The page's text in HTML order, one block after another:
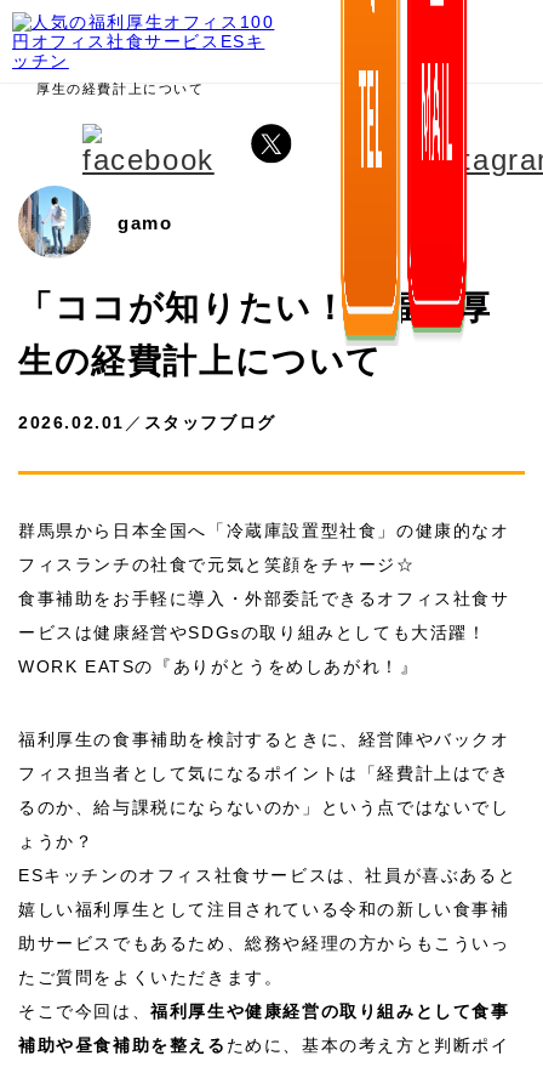
ホーム
「ココが知りたい！」福利
厚生の経費計上について
gamo
「ココが知りたい！」福利厚
生の経費計上について
2026.02.01 ／ スタッフブログ
群馬県から日本全国へ「冷蔵庫設置型社食」の健康的なオ
フィスランチの社食で元気と笑顔をチャージ☆
食事補助をお手軽に導入・外部委託できるオフィス社食サ
ービスは健康経営やSDGsの取り組みとしても大活躍！
WORK EATSの『ありがとうをめしあがれ！』
福利厚生の食事補助を検討するときに、経営陣やバックオ
フィス担当者として気になるポイントは「経費計上はでき
るのか、給与課税にならないのか」という点ではないでし
ょうか？
ESキッチンのオフィス社食サービスは、社員が喜ぶあると
嬉しい福利厚生として注目されている令和の新しい食事補
助サービスでもあるため、総務や経理の方からもこういっ
たご質問をよくいただきます。
そこで今回は、福利厚生や健康経営の取り組みとして食事
補助や昼食補助を整える ために、基本の考え方と判断ポイ